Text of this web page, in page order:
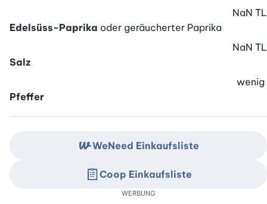
Edelsüss-Paprika oder geräucherter Paprika
NaN TL
Salz
NaN TL
Pfeffer
wenig
WeNeed Einkaufsliste
Coop Einkaufsliste
WERBUNG